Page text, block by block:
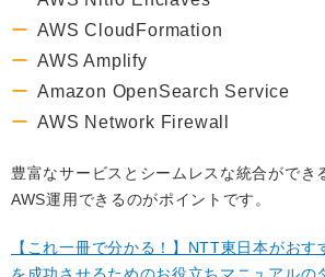
AWS CloudFormation
AWS Amplify
Amazon OpenSearch Service
AWS Network Firewall
豊富なサービスとシームレスな統合ができ
AWS運用できるのがポイントです。
【これ一冊で分かる！】NTT東日本がおす